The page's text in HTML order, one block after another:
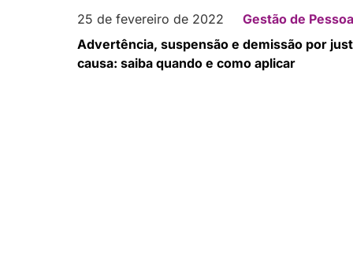
25 de fevereiro de 2022
Gestão de
Advertência, suspensão e demissão por
causa: saiba quando e como aplicar